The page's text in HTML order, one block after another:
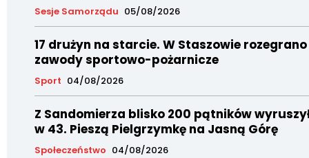
Sesje Samorządu 05/08/2026
17 drużyn na starcie. W Staszowie rozegrano
zawody sportowo-pożarnicze
Sport 04/08/2026
Z Sandomierza blisko 200 pątników
w 43. Pieszą Pielgrzymkę na Jasną Górę
Społeczeństwo 04/08/2026